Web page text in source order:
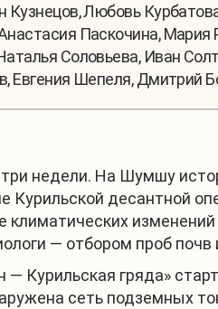
Кузнецов, Любовь
Паскочина, Мария
Соловьева, Иван
Евгения Шепеля, Дмитрий
недели. На Шумшу
Курильской десантной
климатических
— отбором проб почв
Курильская гряда»
сеть подземных